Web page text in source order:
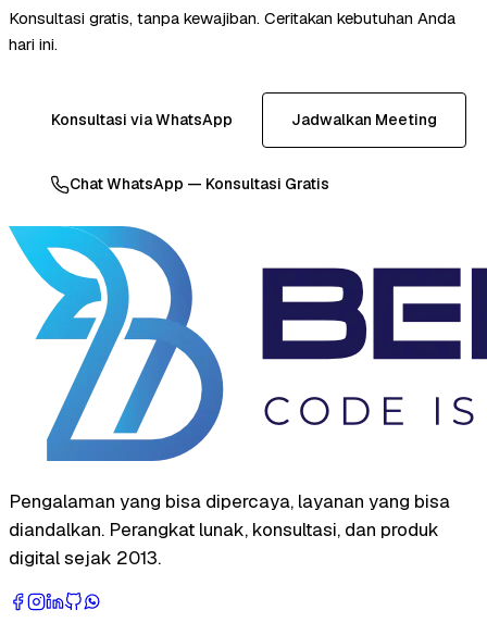
Konsultasi gratis, tanpa kewajiban. Ceritakan kebutuhan Anda
hari ini.
Konsultasi via WhatsApp Jadwalkan Meeting
Chat WhatsApp — Konsultasi Gratis
Pengalaman yang bisa dipercaya, layanan yang bisa
diandalkan. Perangkat lunak, konsultasi, dan produk
digital sejak 2013.